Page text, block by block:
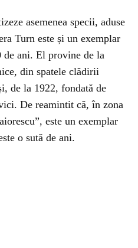
asemenea specii, aduse
Turn este și un exemplar
de ani. El provine de la
din spatele clădirii
de la 1922, fondată de
De reamintit că, în zona
este un exemplar
o sută de ani.